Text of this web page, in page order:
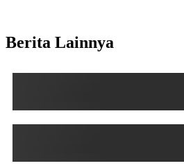
Berita Lainnya